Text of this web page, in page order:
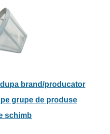
brand/producator
grupe de produse
schimb